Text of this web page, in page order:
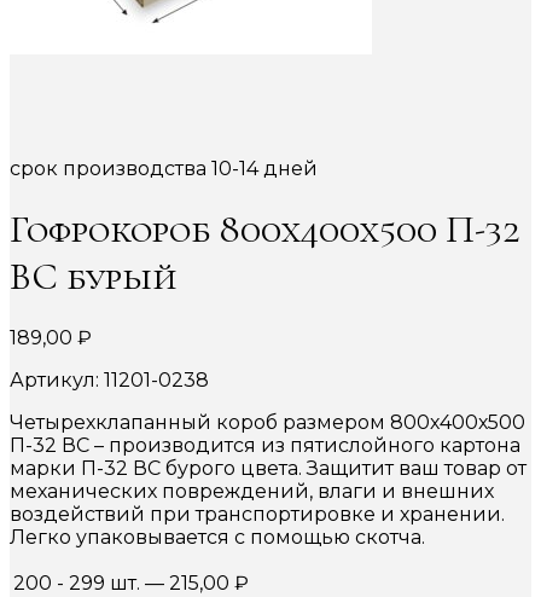
срок производства 10-14 дней
Гофрокороб 800х400х500 П-32
ВС бурый
189,00 ₽
Артикул: 11201-0238
Четырехклапанный короб размером 800х400х500
П-32 ВС – производится из пятислойного картона
марки П-32 ВС бурого цвета. Защитит ваш товар от
механических повреждений, влаги и внешних
воздействий при транспортировке и хранении.
Легко упаковывается с помощью скотча.
200 - 299 шт. — 215,00 ₽